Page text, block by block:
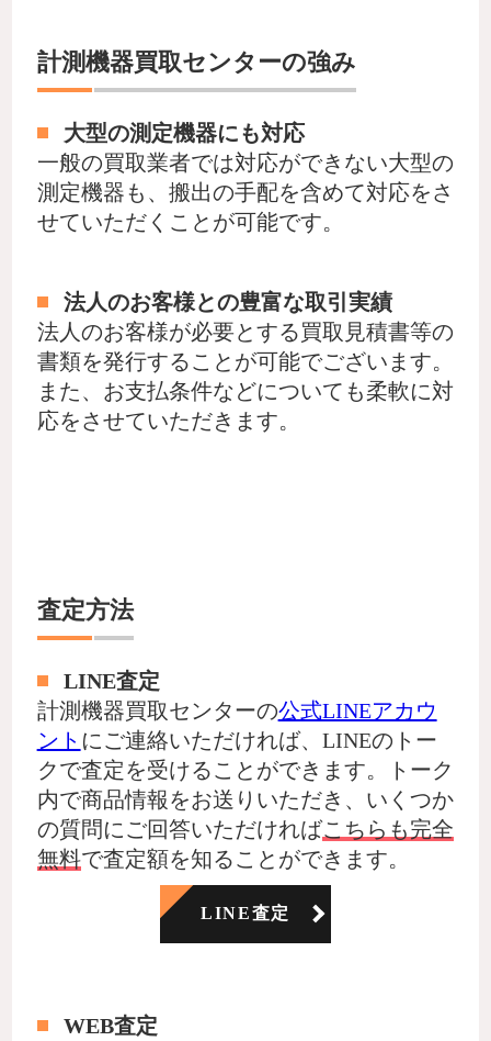
計測機器買取センターの強み
大型の測定機器にも対応
一般の買取業者では対応ができない大型の
測定機器も、搬出の手配を含めて対応をさ
せていただくことが可能です。
法人のお客様との豊富な取引実績
法人のお客様が必要とする買取見積書等の
書類を発行することが可能でございます。
また、お支払条件などについても柔軟に対
応をさせていただきます。
査定方法
LINE査定
計測機器買取センターの公式LINEアカウ
ント にご連絡いただければ、LINEのトー
クで査定を受けることができます。トーク
内で商品情報をお送りいただき、いくつか
の質問にご回答いただければこちらも完全
無料で査定額を知ることができます。
LINE査定
WEB査定